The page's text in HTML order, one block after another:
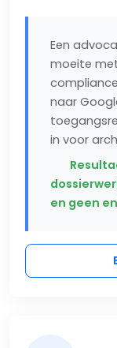
Een
moeite
naar
in voor
en geen